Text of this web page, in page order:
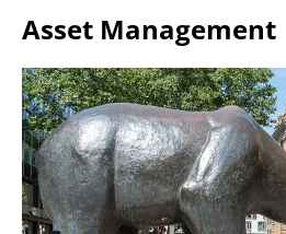
Asset Management